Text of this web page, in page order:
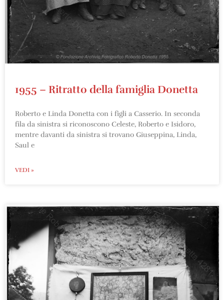
1955 – Ritratto della famiglia Donetta
Roberto e Linda Donetta con i figli a Casserio. In seconda
fila da sinistra si riconoscono Celeste, Roberto e Isidoro,
mentre davanti da sinistra si trovano Giuseppina, Linda,
Saul e
VEDI »